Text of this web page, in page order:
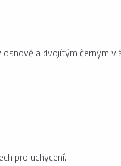
a dvojítým černým
pro uchycení.